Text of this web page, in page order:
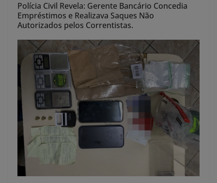
Polícia Civil Revela: Gerente Bancário Concedia
Empréstimos e Realizava Saques Não
Autorizados pelos Correntistas.